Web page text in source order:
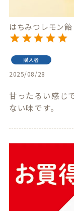
はちみつレモン飴
購入者
2025/08/28
甘ったるい感じ
ない味です。